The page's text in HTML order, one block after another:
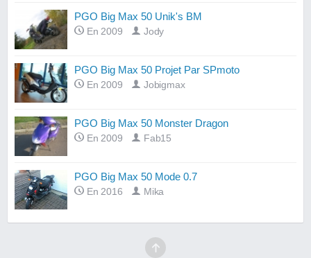
PGO Big Max 50 Unik's BM
En 2009 Jody
PGO Big Max 50 Projet Par SPmoto
En 2009 Jobigmax
PGO Big Max 50 Monster Dragon
En 2009 Fab15
PGO Big Max 50 Mode 0.7
En 2016 Mika